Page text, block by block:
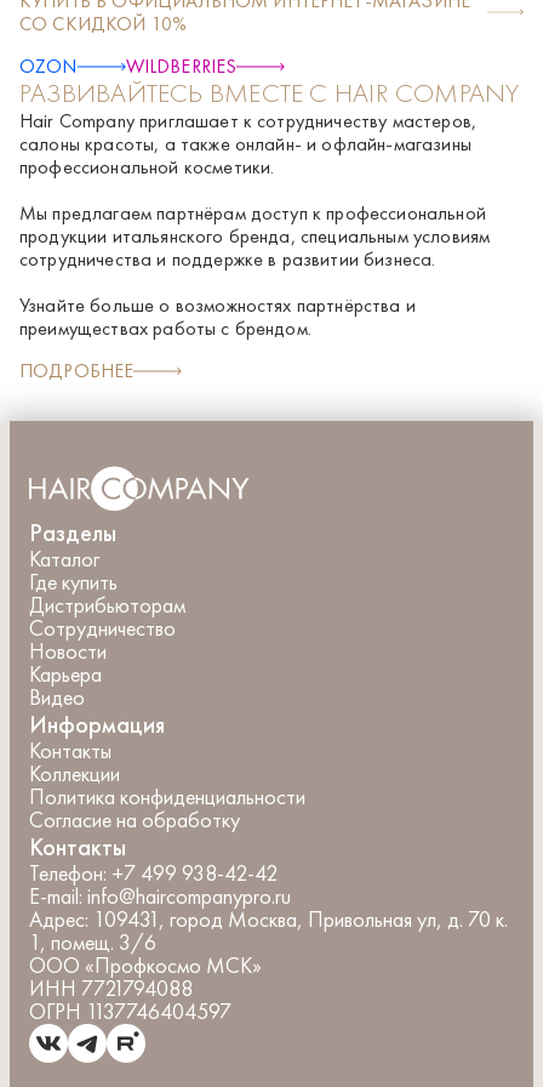
Propylene glycol, PEG-40 hydrogenated castor oil, Potassium
sorbate, Sodium benzoate, Lactic acid, Sodium ascorbate,
Saccharomyces/magnesium ferment, Saccharomyces/silicon
ferment, Saccharomyces/zinc ferment, Glycine soja (Soybean)
oil, Niacinamide, Panthenol, Polysorbate 20, Calcium
pantothenate, Pyridoxine HCl, Thiamine HCl, Tocopheryl
acetate, EDTA, Biotin, Gossypium herbaceum (Cotton) seed oil,
Mangifera indica (Mango) seed butter, Olea europaea (Olive)
dulcis (Sweet almond) oil, Theobroma cacao (Cocoa) seed
butter, Tocopherol
СО СКИДКОЙ 10%
OZON
WILDBERRIES
РАЗВИВАЙТЕСЬ ВМЕСТЕ С HAIR COMPANY
Hair Company приглашает к сотрудничеству мастеров,
салоны красоты, а также онлайн- и офлайн-магазины
профессиональной косметики.
Мы предлагаем партнёрам доступ к профессиональной
продукции итальянского бренда, специальным условиям
сотрудничества и поддержке в развитии бизнеса.
Узнайте больше о возможностях партнёрства и
преимуществах работы с брендом.
ПОДРОБНЕЕ
Разделы
Каталог
Где купить
Дистрибьюторам
Сотрудничество
Новости
Карьера
Видео
Информация
Контакты
Коллекции
Политика конфиденциальности
Согласие на обработку
Контакты
Телефон: +7 499 938-42-42
E-mail: info@haircompanypro.ru
Адрес: 109431, город Москва, Привольная ул, д. 70 к.
1, помещ. 3/6
ООО «Профкосмо МСК»
ИНН 7721794088
ОГРН 1137746404597